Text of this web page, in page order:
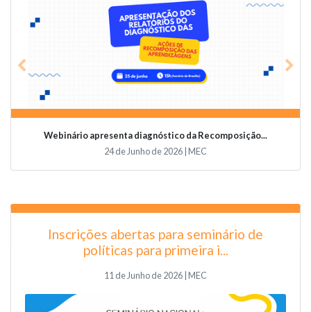
Webinário apresenta diagnóstico da Recomposição...
24 de Junho de 2026 | MEC
Previous
Inscrições abertas para seminário de
políticas para primeira i...
11 de Junho de 2026 | MEC